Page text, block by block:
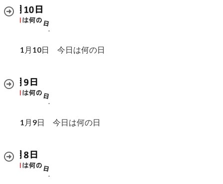
1月10日 今日は何の日
1月9日 今日は何の日